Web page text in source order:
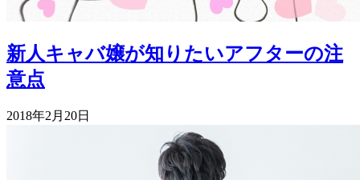
新人キャバ嬢が知りたいアフターの注
意点
2018年2月20日